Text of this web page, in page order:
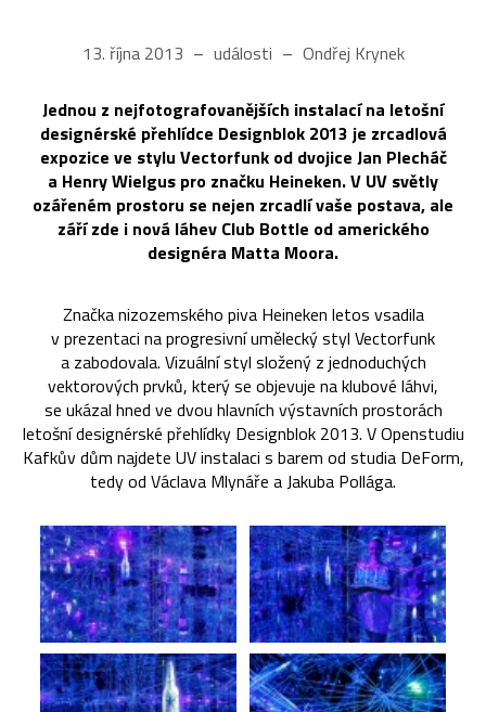
13. října 2013 události Ondřej Krynek
Jednou z nejfotografovanějších instalací na letošní
designérské přehlídce Designblok 2013 je zrcadlová
expozice ve stylu Vectorfunk od dvojice Jan Plecháč
a Henry Wielgus pro značku Heineken. V UV světly
ozářeném prostoru se nejen zrcadlí vaše postava, ale
září zde i nová láhev Club Bottle od amerického
designéra Matta Moora.
Značka nizozemského piva Heineken letos vsadila
v prezentaci na progresivní umělecký styl Vectorfunk
a zabodovala. Vizuální styl složený z jednoduchých
vektorových prvků, který se objevuje na klubové láhvi,
se ukázal hned ve dvou hlavních výstavních prostorách
letošní designérské přehlídky Designblok 2013. V Openstudiu
Kafkův dům najdete UV instalaci s barem od studia DeForm,
tedy od Václava Mlynáře a Jakuba Pollága.